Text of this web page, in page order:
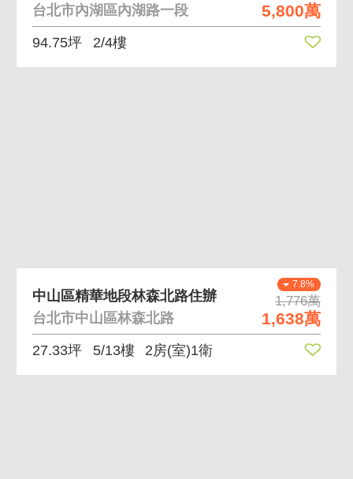
5,800萬
台北市內湖區內湖路一段
94.75坪 2/4樓
7.8%
1,776萬
1,638萬
中山區精華地段林森北路住辦
台北市中山區林森北路
27.33坪 5/13樓 2房(室)1衛